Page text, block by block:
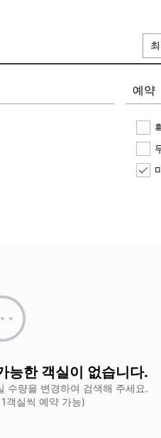
예약
능한 객실이 없습니다.
수량을 변경하여 검색해 주세요.
객실씩 예약 가능)